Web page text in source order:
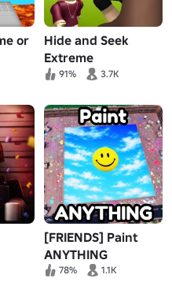
or
Hide and Seek
Extreme
91% 3.7K
[FRIENDS] Paint
ANYTHING
78% 1.1K